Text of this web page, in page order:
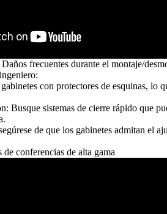
frecuentes durante el montaje/
con protectores de esquinas, lo
Busque sistemas de cierre rápido que
de que los gabinetes admitan el
de conferencias de alta gama